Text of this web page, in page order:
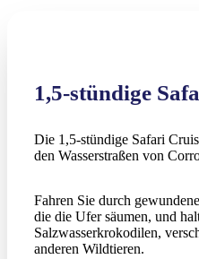
1,5-stündige
Die 1,5-stündige Safari
den Wasserstraßen von
Fahren Sie durch
die die Ufer säumen, und
Salzwasserkrokodilen,
anderen Wildtieren.